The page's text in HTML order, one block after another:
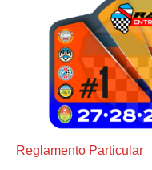
Reglamento Particular